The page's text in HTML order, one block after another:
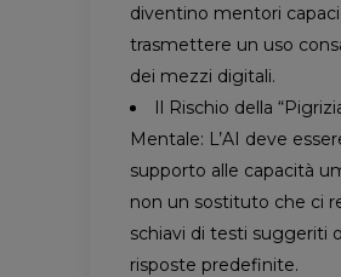
diventino mentori
trasmettere un uso
dei mezzi digitali.
Il Rischio della
Mentale: L’AI deve
supporto alle capacità
non un sostituto che ci
schiavi di testi suggeriti o
risposte predefinite.